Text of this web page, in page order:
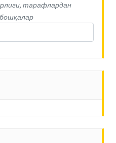
тарафлардан